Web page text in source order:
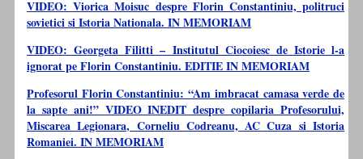
VIDEO: Viorica Moisuc despre Florin Constantiniu, politruci
sovietici si Istoria Nationala. IN MEMORIAM
VIDEO: Georgeta Filitti – Institutul Ciocoiesc de Istorie l-a
ignorat pe Florin Constantiniu. EDITIE IN MEMORIAM
Profesorul Florin Constantiniu: “Am imbracat camasa verde de
la sapte ani!” VIDEO INEDIT despre copilaria Profesorului,
Miscarea Legionara, Corneliu Codreanu, AC Cuza si Istoria
Romaniei. IN MEMORIAM